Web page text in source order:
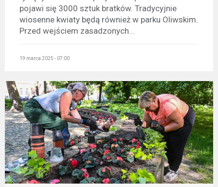
pojawi się 3000 sztuk bratków. Tradycyjnie
wiosenne kwiaty będą również w parku Oliwskim.
Przed wejściem zasadzonych...
19 marca 2025 - 07:00